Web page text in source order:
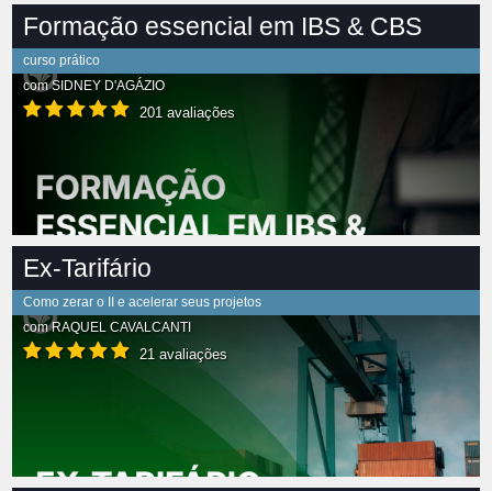
Formação essencial em IBS & CBS
curso prático
comSIDNEY D'AGÁZIO
201 avaliações
Ex-Tarifário
Como zerar o II e acelerar seus projetos
comRAQUEL CAVALCANTI
21 avaliações